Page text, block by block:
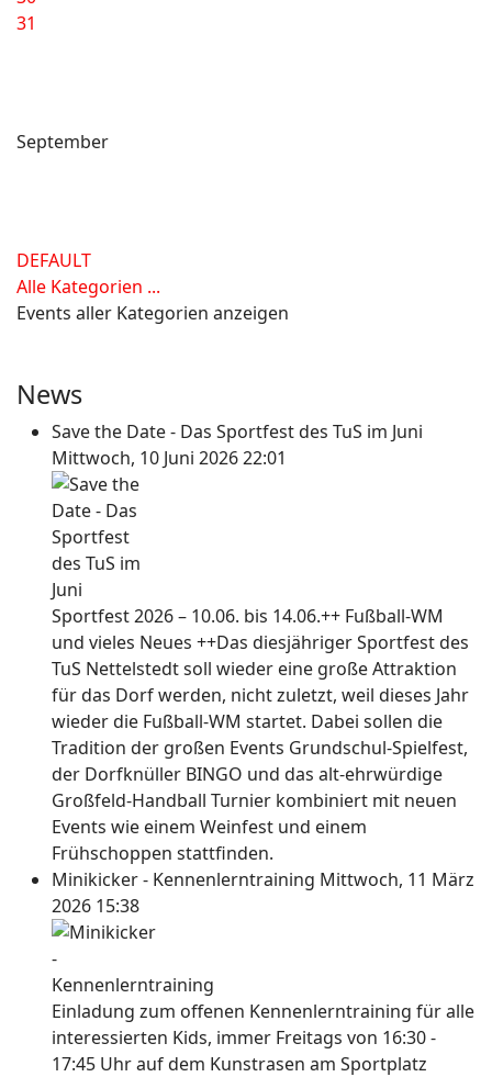
31
September
DEFAULT
Alle Kategorien ...
Events aller Kategorien anzeigen
News
Save the Date - Das Sportfest des TuS im Juni
Mittwoch, 10 Juni 2026 22:01
Sportfest 2026 – 10.06. bis 14.06.++ Fußball-WM
und vieles Neues ++Das diesjähriger Sportfest des
TuS Nettelstedt soll wieder eine große Attraktion
für das Dorf werden, nicht zuletzt, weil dieses Jahr
wieder die Fußball-WM startet. Dabei sollen die
Tradition der großen Events Grundschul-Spielfest,
der Dorfknüller BINGO und das alt-ehrwürdige
Großfeld-Handball Turnier kombiniert mit neuen
Events wie einem Weinfest und einem
Frühschoppen stattfinden.
Minikicker - Kennenlerntraining Mittwoch, 11 März
2026 15:38
Einladung zum offenen Kennenlerntraining für alle
interessierten Kids, immer Freitags von 16:30 -
17:45 Uhr auf dem Kunstrasen am Sportplatz